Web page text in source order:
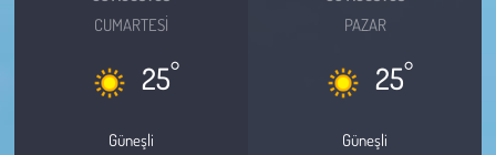
CUMARTESI
25°
Güneşli
PAZAR
25°
Güneşli